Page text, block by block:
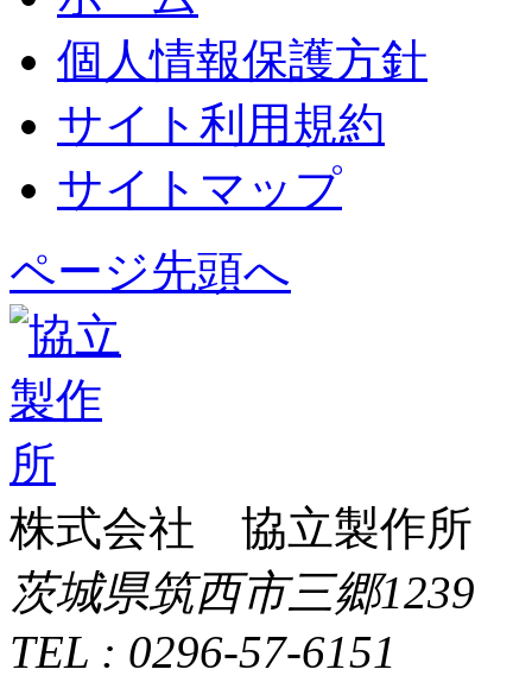
個人情報保護方針
サイト利用規約
サイトマップ
ページ先頭へ
株式会社 協立製作所
茨城県筑西市三郷1239
TEL : 0296-57-6151